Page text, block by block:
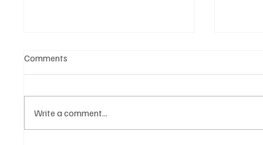
Comments
Write a comment...